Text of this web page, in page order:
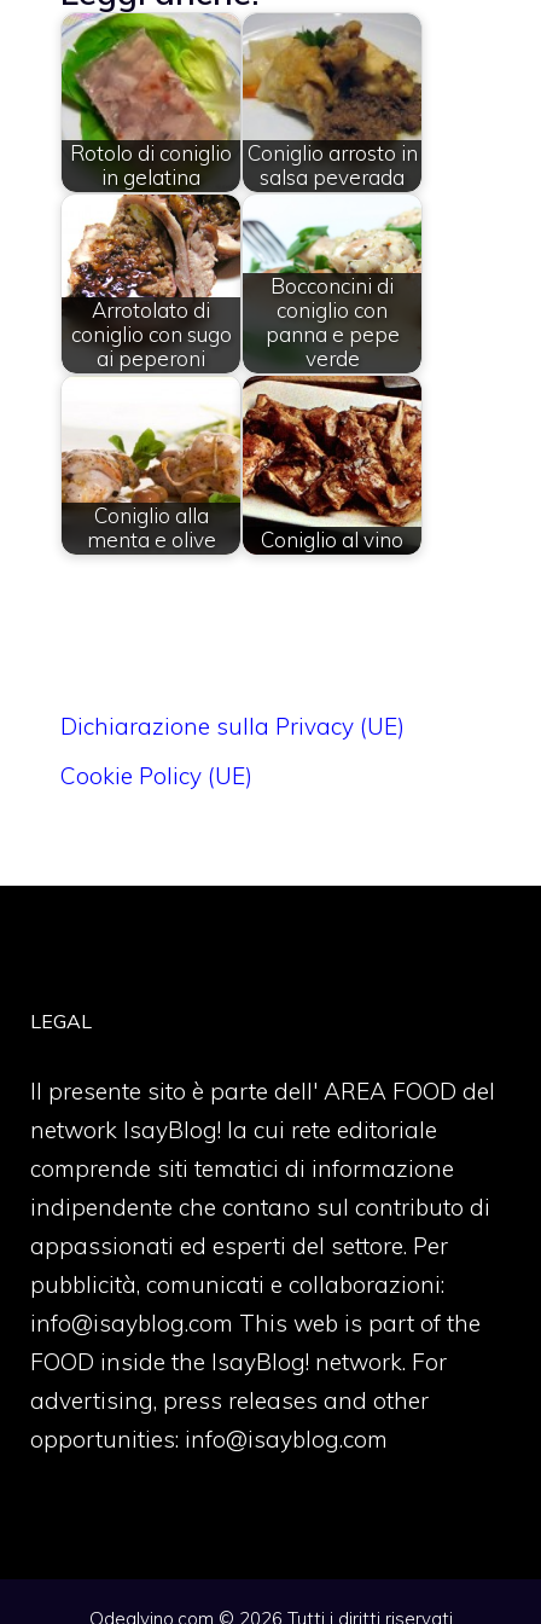
Rotolo di coniglio
in gelatina
Coniglio arrosto in
salsa peverada
Arrotolato di
coniglio con sugo
ai peperoni
Bocconcini di
coniglio con
panna e pepe
verde
Coniglio alla
menta e olive
Coniglio al vino
Dichiarazione sulla Privacy (UE)
Cookie Policy (UE)
LEGAL
Il presente sito è parte dell' AREA FOOD del
network IsayBlog! la cui rete editoriale
comprende siti tematici di informazione
indipendente che contano sul contributo di
appassionati ed esperti del settore. Per
pubblicità, comunicati e collaborazioni:
info@isayblog.com This web is part of the
FOOD inside the IsayBlog! network. For
advertising, press releases and other
opportunities: info@isayblog.com
Odealvino.com © 2026 Tutti i diritti riservati